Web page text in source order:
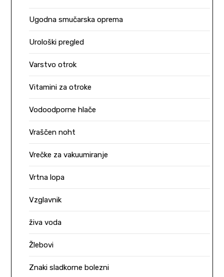
Ugodna smučarska oprema
Urološki pregled
Varstvo otrok
Vitamini za otroke
Vodoodporne hlače
Vraščen noht
Vrečke za vakuumiranje
Vrtna lopa
Vzglavnik
živa voda
Žlebovi
Znaki sladkorne bolezni